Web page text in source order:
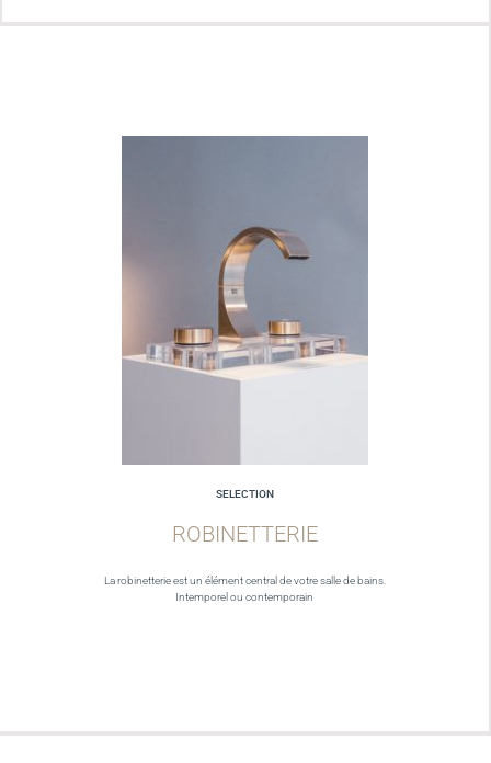
SELECTION
ROBINETTERIE
La robinetterie est un élément central de votre salle de bains.
Intemporel ou contemporain